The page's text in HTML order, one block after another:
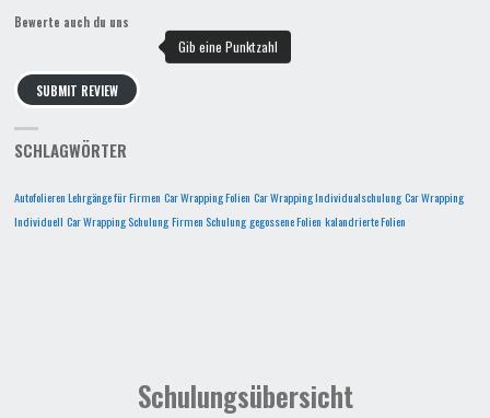
Bewerte auch du uns
SUBMIT REVIEW
SCHLAGWÖRTER
Autofolieren Lehrgänge für Firmen Car Wrapping Folien Car Wrapping Individualschulung Car Wrapping
Individuell Car Wrapping Schulung Firmen Schulung gegossene Folien kalandrierte Folien
Schulungsübersicht